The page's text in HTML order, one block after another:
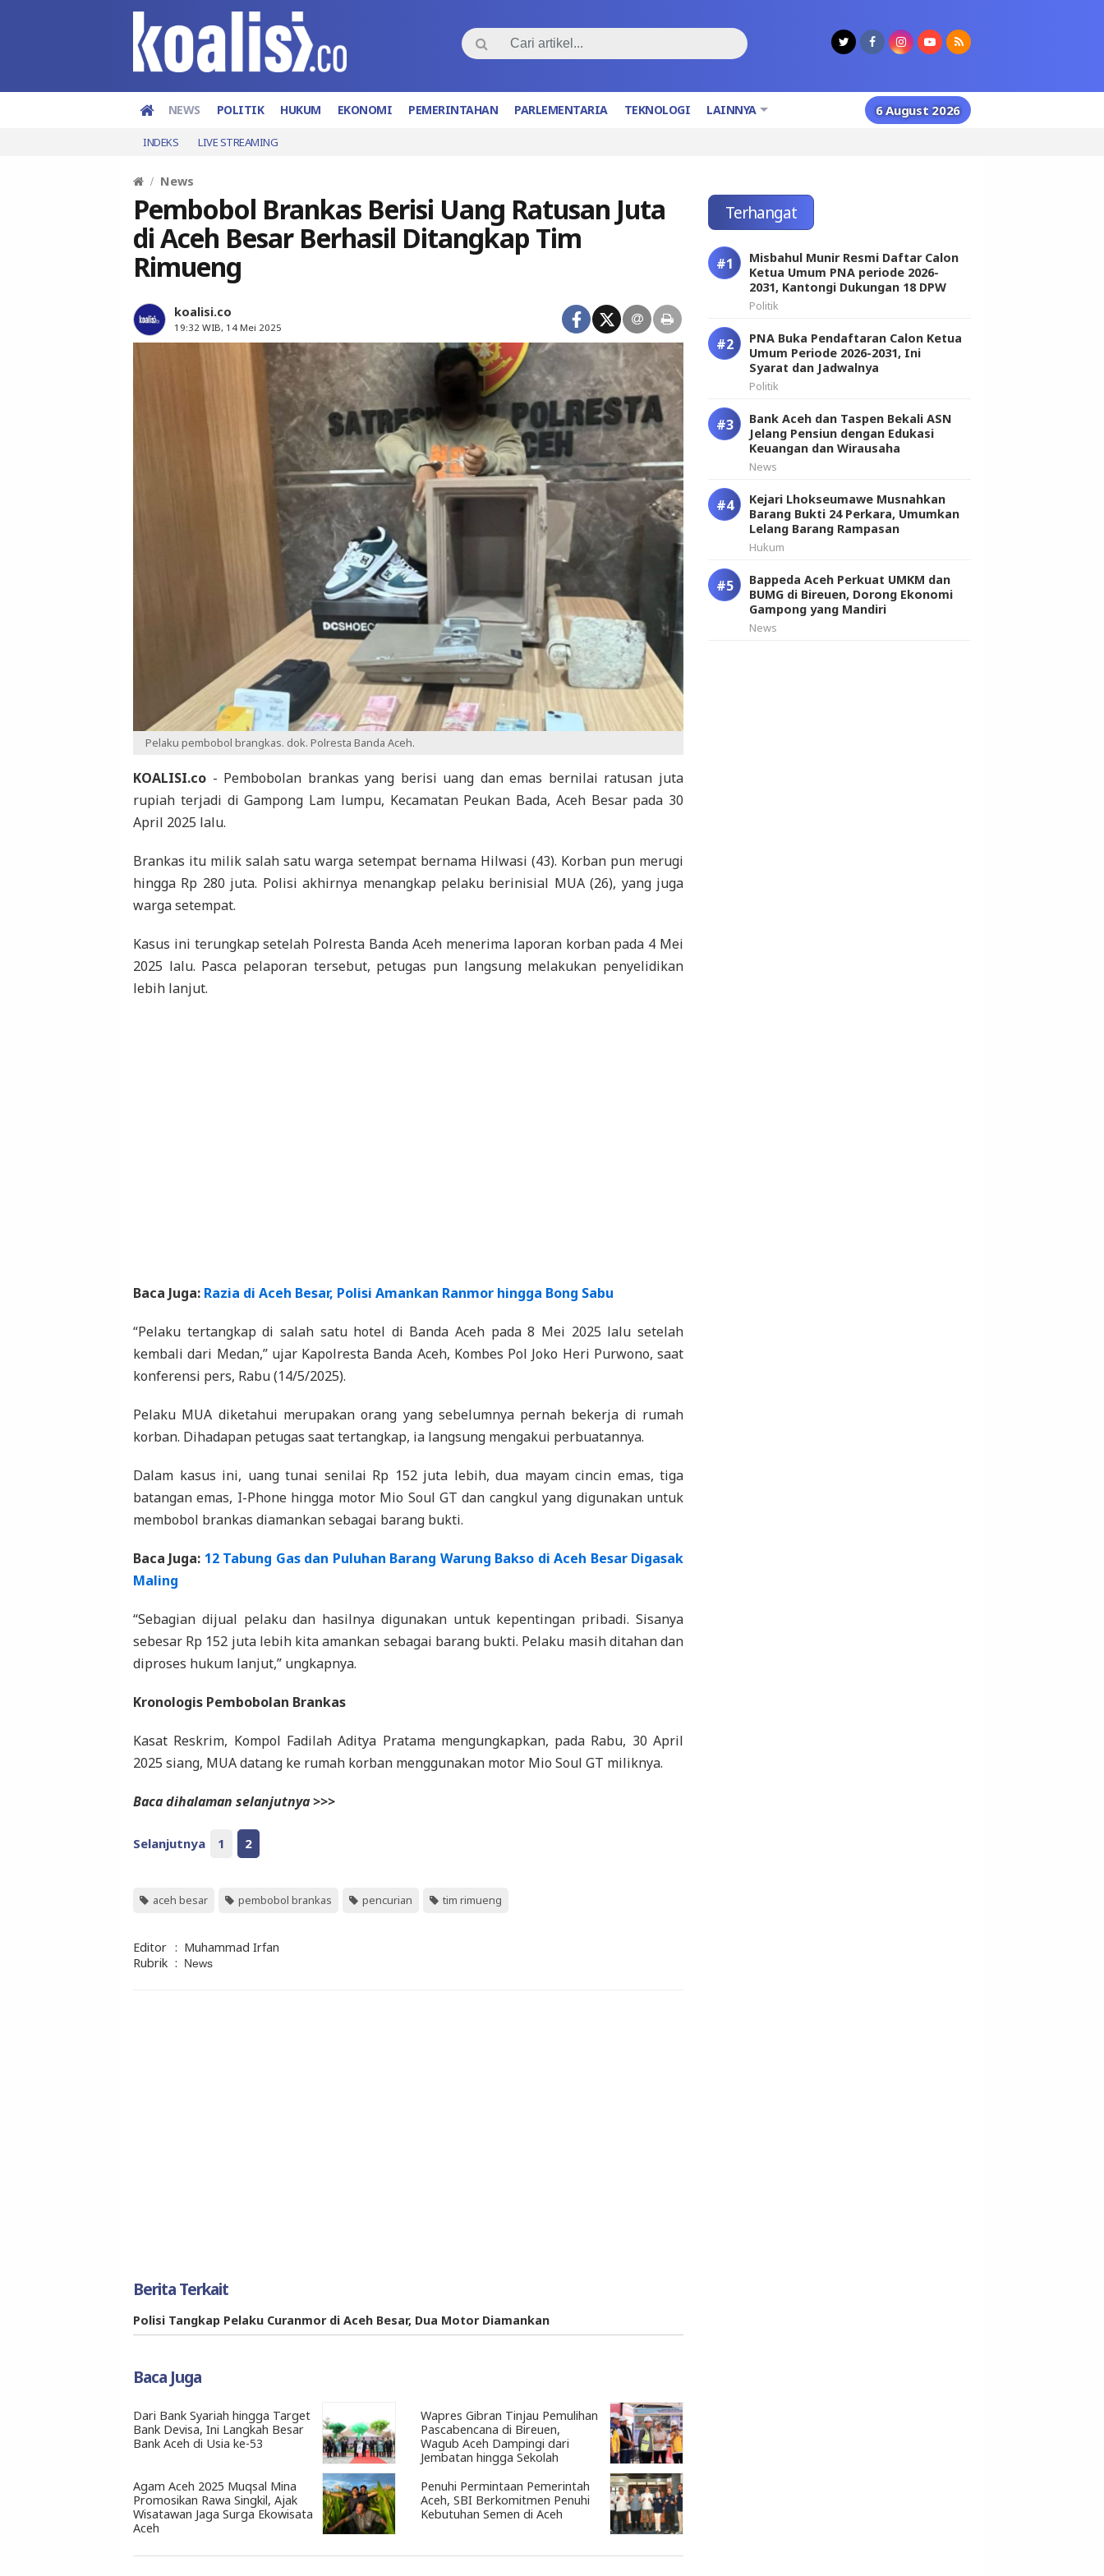
NEWS POLITIK HUKUM EKONOMI PEMERINTAHAN PARLEMENTARIA TEKNOLOGI LAINNYA 6 August 2026
INDEKS LIVE STREAMING
News
Pembobol Brankas Berisi Uang Ratusan Juta
di Aceh Besar Berhasil Ditangkap Tim
Rimueng
koalisi.co
19:32 WIB, 14 Mei 2025
Pelaku pembobol brangkas. dok. Polresta Banda Aceh.
KOALISI.co - Pembobolan brankas yang berisi uang dan emas bernilai ratusan juta
rupiah terjadi di Gampong Lam lumpu, Kecamatan Peukan Bada, Aceh Besar pada 30
April 2025 lalu.
Brankas itu milik salah satu warga setempat bernama Hilwasi (43). Korban pun merugi
hingga Rp 280 juta. Polisi akhirnya menangkap pelaku berinisial MUA (26), yang juga
warga setempat.
Kasus ini terungkap setelah Polresta Banda Aceh menerima laporan korban pada 4 Mei
2025 lalu. Pasca pelaporan tersebut, petugas pun langsung melakukan penyelidikan
lebih lanjut.
Baca Juga: Razia di Aceh Besar, Polisi Amankan Ranmor hingga Bong Sabu
“Pelaku tertangkap di salah satu hotel di Banda Aceh pada 8 Mei 2025 lalu setelah
kembali dari Medan,” ujar Kapolresta Banda Aceh, Kombes Pol Joko Heri Purwono, saat
konferensi pers, Rabu (14/5/2025).
Pelaku MUA diketahui merupakan orang yang sebelumnya pernah bekerja di rumah
korban. Dihadapan petugas saat tertangkap, ia langsung mengakui perbuatannya.
Dalam kasus ini, uang tunai senilai Rp 152 juta lebih, dua mayam cincin emas, tiga
batangan emas, I-Phone hingga motor Mio Soul GT dan cangkul yang digunakan untuk
membobol brankas diamankan sebagai barang bukti.
Baca Juga: 12 Tabung Gas dan Puluhan Barang Warung Bakso di Aceh Besar Digasak
Maling
“Sebagian dijual pelaku dan hasilnya digunakan untuk kepentingan pribadi. Sisanya
sebesar Rp 152 juta lebih kita amankan sebagai barang bukti. Pelaku masih ditahan dan
diproses hukum lanjut,” ungkapnya.
Kronologis Pembobolan Brankas
Kasat Reskrim, Kompol Fadilah Aditya Pratama mengungkapkan, pada Rabu, 30 April
2025 siang, MUA datang ke rumah korban menggunakan motor Mio Soul GT miliknya.
Baca dihalaman selanjutnya >>>
Selanjutnya 1 2
aceh besar pembobol brankas pencurian tim rimueng
Editor : Muhammad Irfan
Rubrik : News
Berita Terkait
Polisi Tangkap Pelaku Curanmor di Aceh Besar, Dua Motor Diamankan
Baca Juga
Dari Bank Syariah hingga Target
Bank Devisa, Ini Langkah Besar
Bank Aceh di Usia ke-53
Wapres Gibran Tinjau Pemulihan
Pascabencana di Bireuen,
Wagub Aceh Dampingi dari
Jembatan hingga Sekolah
Agam Aceh 2025 Muqsal Mina
Promosikan Rawa Singkil, Ajak
Wisatawan Jaga Surga Ekowisata
Aceh
Penuhi Permintaan Pemerintah
Aceh, SBI Berkomitmen Penuhi
Kebutuhan Semen di Aceh
Terhangat
Misbahul Munir Resmi Daftar Calon
Ketua Umum PNA periode 2026-
2031, Kantongi Dukungan 18 DPW
Politik
PNA Buka Pendaftaran Calon Ketua
Umum Periode 2026-2031, Ini
Syarat dan Jadwalnya
Politik
Bank Aceh dan Taspen Bekali ASN
Jelang Pensiun dengan Edukasi
Keuangan dan Wirausaha
News
Kejari Lhokseumawe Musnahkan
Barang Bukti 24 Perkara, Umumkan
Lelang Barang Rampasan
Hukum
Bappeda Aceh Perkuat UMKM dan
BUMG di Bireuen, Dorong Ekonomi
Gampong yang Mandiri
News